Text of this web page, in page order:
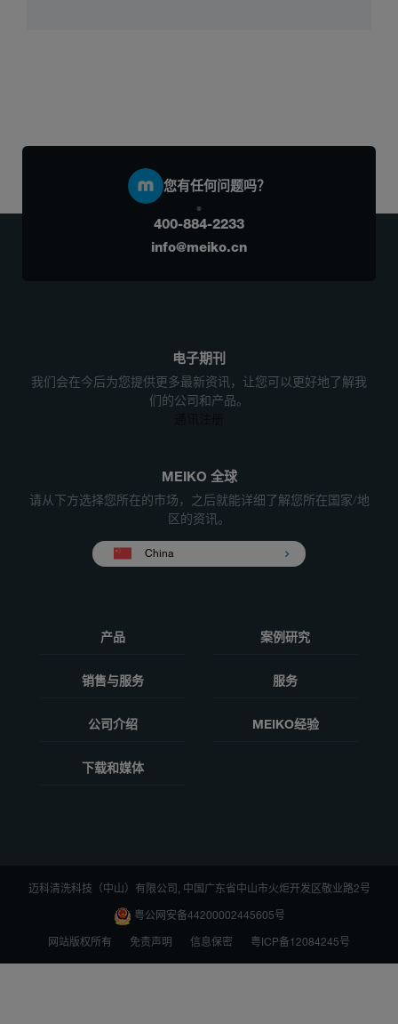
您有任何问题吗？
400-884-2233
info@meiko.cn
电子期刊
我们会在今后为您提供更多最新资讯，让您可以更好地了解我
们的公司和产品。
MEIKO 全球
请从下方选择您所在的市场，之后就能详细了解您所在国家/地
区的资讯。
China
产品 案例研究
销售与服务 服务
公司介绍 MEIKO经验
下载和媒体
迈科清洗科技（中山）有限公司, 中国广东省中山市火炬开发区敬业路2号
粤公网安备44200002445605号
网站版权所有
免责声明 信息保密 粤ICP备12084245号